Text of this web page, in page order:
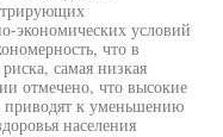
экономических условий
что в
самая низкая
отмечено, что высокие
приводят к уменьшению
населения